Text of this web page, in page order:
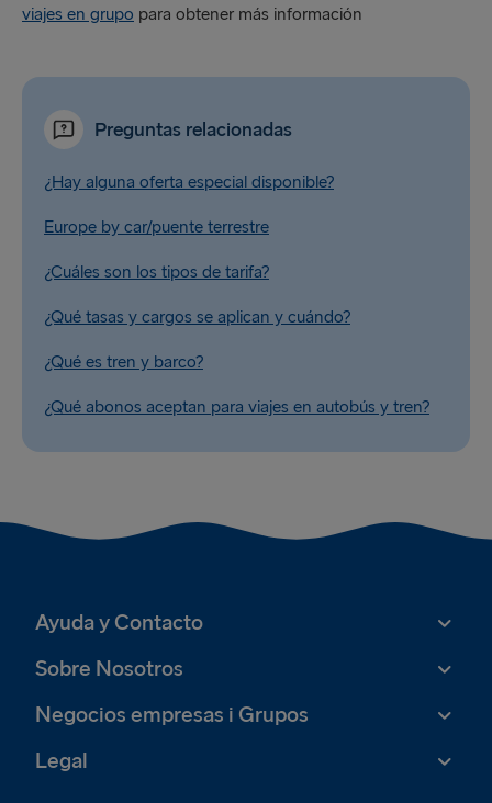
viajes en grupo para obtener más información
Preguntas relacionadas
¿Hay alguna oferta especial disponible?
Europe by car/puente terrestre
¿Cuáles son los tipos de tarifa?
¿Qué tasas y cargos se aplican y cuándo?
¿Qué es tren y barco?
¿Qué abonos aceptan para viajes en autobús y tren?
Ayuda y Contacto
Sobre Nosotros
Negocios empresas i Grupos
Legal